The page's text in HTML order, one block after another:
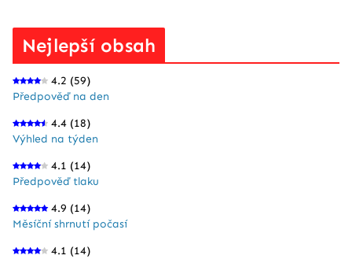
Nejlepší obsah
4.2 (59)
Předpověď na den
4.4 (18)
Výhled na týden
4.1 (14)
Předpověď tlaku
4.9 (14)
Měsíční shrnutí počasí
4.1 (14)